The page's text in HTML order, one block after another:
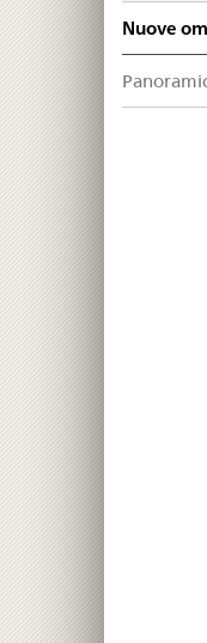
Nuove